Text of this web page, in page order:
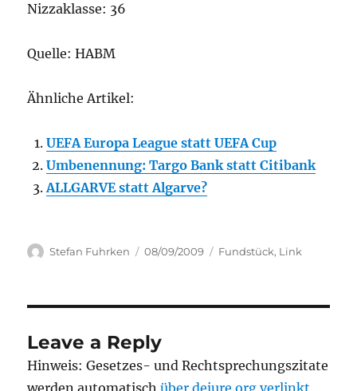
Nizzaklasse: 36
Quelle: HABM
Ähnliche Artikel:
UEFA Europa League statt UEFA Cup
Umbenennung: Targo Bank statt Citibank
ALLGARVE statt Algarve?
Author
Stefan Fuhrken
Posted
08/09/2009 Categories
Fundstück, Link
Leave a Reply
Hinweis: Gesetzes- und Rechtsprechungszitate